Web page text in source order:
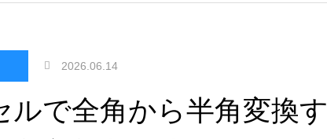
2026.06.14
ルで全角から半角変換